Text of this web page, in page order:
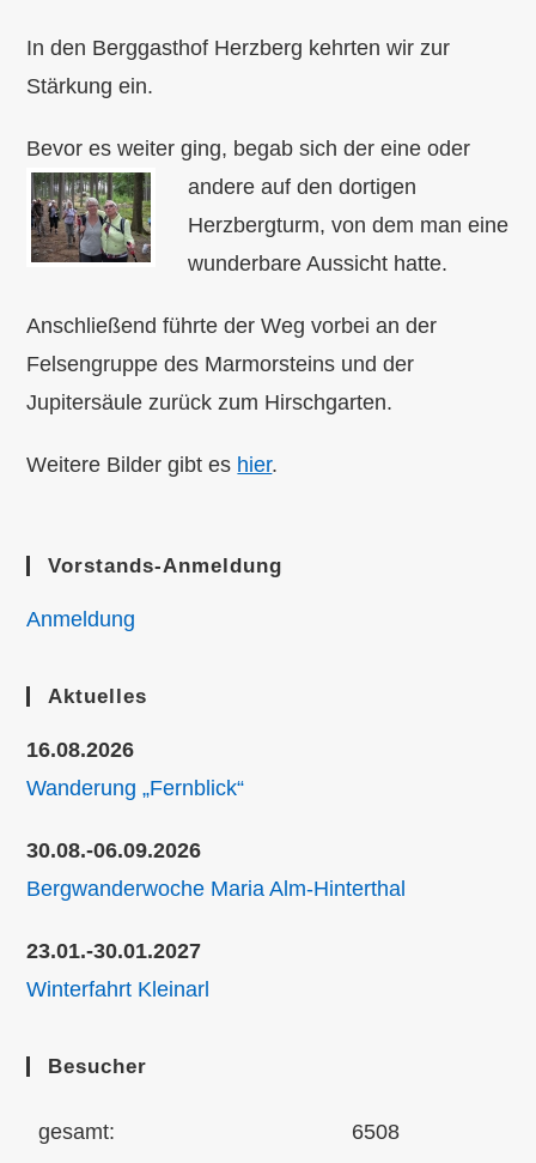
In den Berggasthof Herzberg kehrten wir zur
Stärkung ein.
Bevor es weiter ging, begab sich der eine oder
andere auf den dortigen
Herzbergturm, von dem man eine
wunderbare Aussicht hatte.
Anschließend führte der Weg vorbei an der
Felsengruppe des Marmorsteins und der
Jupitersäule zurück zum Hirschgarten.
Weitere Bilder gibt es hier.
Vorstands-Anmeldung
Anmeldung
Aktuelles
16.08.2026
Wanderung „Fernblick“
30.08.-06.09.2026
Bergwanderwoche Maria Alm-Hinterthal
23.01.-30.01.2027
Winterfahrt Kleinarl
Besucher
gesamt: 6508